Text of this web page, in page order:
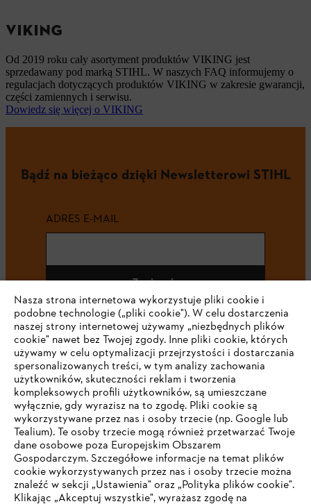
VIKING
Od 2019 roku cały asortyment produktów VIKING jest
sprzedawany pod marką STIHL. W naszych FAQ informujemy o
regulacjach dotyczących produktów VIKING w zakresie gwarancji,
części zamiennych i serwisu.
Dowiedz się więcej o VIKING
Bądź na bieżąco dzięki Newsletterowi STIHL
ADRES E-MAIL
Zapisz się
#STIHL
Firma
Nasza strona internetowa wykorzystuje pliki cookie i
podobne technologie („pliki cookie"). W celu dostarczenia
naszej strony internetowej używamy „niezbędnych plików
cookie" nawet bez Twojej zgody. Inne pliki cookie, których
używamy w celu optymalizacji przejrzystości i dostarczania
spersonalizowanych treści, w tym analizy zachowania
użytkowników, skuteczności reklam i tworzenia
kompleksowych profili użytkowników, są umieszczane
wyłącznie, gdy wyrazisz na to zgodę. Pliki cookie są
wykorzystywane przez nas i osoby trzecie (np. Google lub
Tealium). Te osoby trzecie mogą również przetwarzać Twoje
dane osobowe poza Europejskim Obszarem
Gospodarczym. Szczegółowe informacje na temat plików
cookie wykorzystywanych przez nas i osoby trzecie można
znaleźć w sekcji „Ustawienia" oraz „Polityka plików cookie".
Klikając „Akceptuj wszystkie", wyrażasz zgodę na